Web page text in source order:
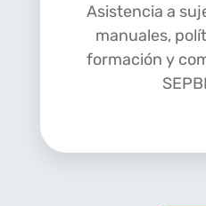
Asistencia a
manuales,
formación y